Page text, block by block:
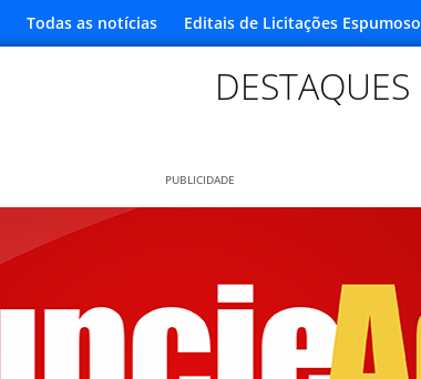
Todas as notícias Editais de Licitações Espumoso
DESTAQUES
PUBLICIDADE